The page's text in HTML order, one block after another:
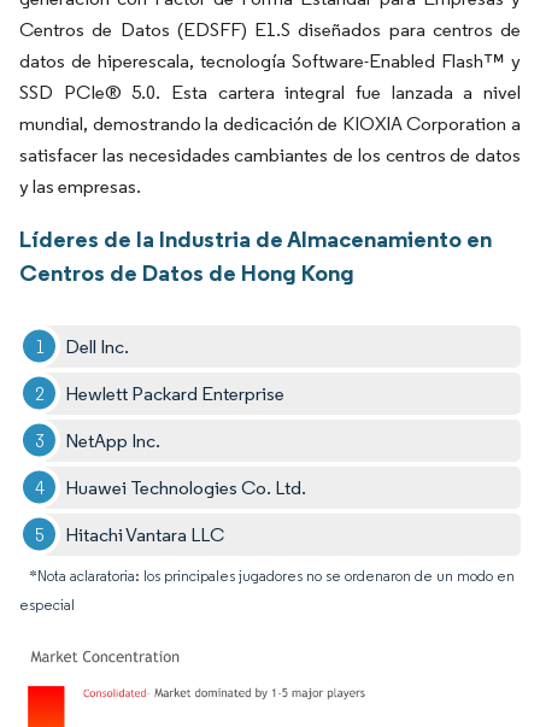
Centros de Datos (EDSFF) E1.S diseñados para centros de
datos de hiperescala, tecnología Software-Enabled Flash™ y
SSD PCIe® 5.0. Esta cartera integral fue lanzada a nivel
mundial, demostrando la dedicación de KIOXIA Corporation a
satisfacer las necesidades cambiantes de los centros de datos
y las empresas.
Líderes de la Industria de Almacenamiento en
Centros de Datos de Hong Kong
Dell Inc.
Hewlett Packard Enterprise
NetApp Inc.
Huawei Technologies Co. Ltd.
Hitachi Vantara LLC
*Nota aclaratoria: los principales jugadores no se ordenaron de un modo en
especial